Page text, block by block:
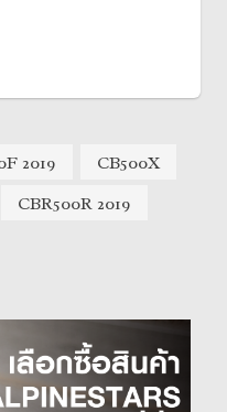
2019
CB500X
CBR500R 2019